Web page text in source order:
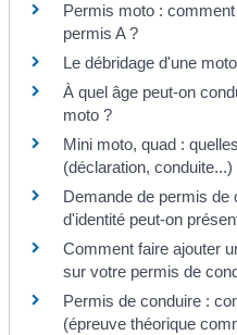
Permis moto :
permis A ?
Le débridage d'une
À quel âge peut-on
moto ?
Mini moto, quad :
(déclaration, conduite...)
Demande de permis de
d'identité peut-on
Comment faire ajouter
sur votre permis de
Permis de conduire :
(épreuve théorique